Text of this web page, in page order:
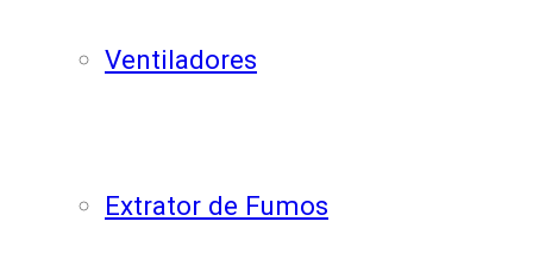
Ventiladores
Extrator de Fumos